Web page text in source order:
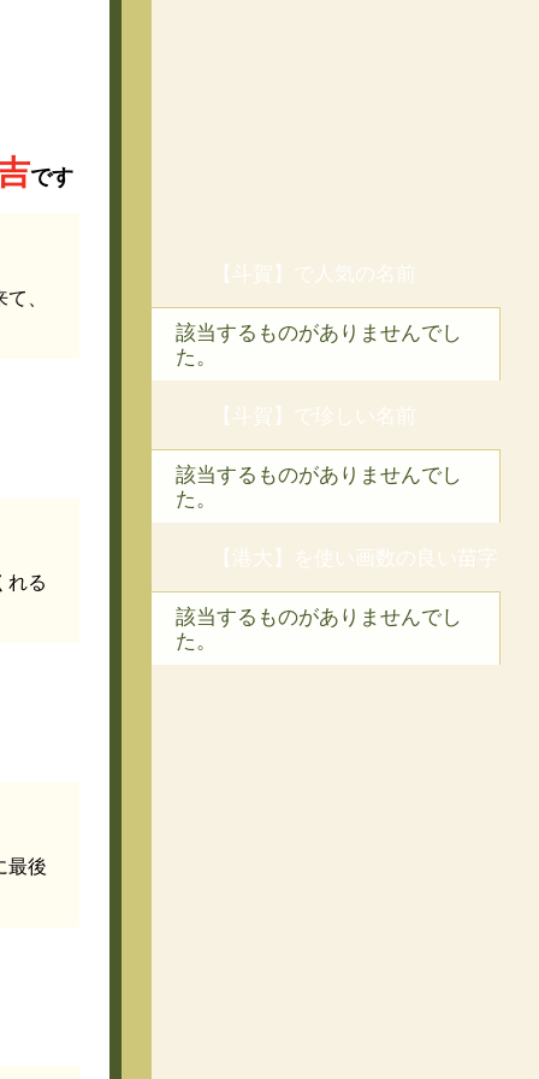
です
、
れる
最後
【斗賀】で人気の名前
該当するものがありませんでし
た。
【斗賀】で珍しい名前
該当するものがありませんでし
た。
【港大】を使い画数の良い苗字
該当するものがありませんでし
た。